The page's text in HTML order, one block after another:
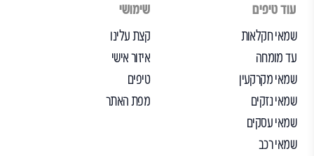
עוד טיפים
שמאי חקלאות
עד מומחה
שמאי מקרקעין
שמאי נזקים
שמאי עסקים
שמאי רכב
שימושי
קצת עלינו
איזור אישי
טיפים
מפת האתר